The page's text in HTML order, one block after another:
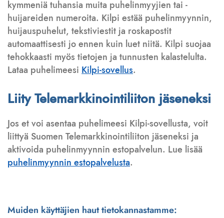
kymmeniä tuhansia muita puhelinmyyjien tai -
huijareiden numeroita. Kilpi estää puhelinmyynnin,
huijauspuhelut, tekstiviestit ja roskapostit
automaattisesti jo ennen kuin luet niitä. Kilpi suojaa
tehokkaasti myös tietojen ja tunnusten kalastelulta.
Lataa puhelimeesi Kilpi-sovellus.
Liity Telemarkkinointiliiton jäseneksi
Jos et voi asentaa puhelimeesi Kilpi-sovellusta, voit
liittyä Suomen Telemarkkinointiliiton jäseneksi ja
aktivoida puhelinmyynnin estopalvelun. Lue lisää
puhelinmyynnin estopalvelusta.
Muiden käyttäjien haut tietokannastamme: